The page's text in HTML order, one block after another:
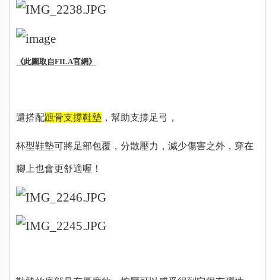
《此圖取自FILA官網》
還搭配蹠骨支撐鞋墊，幫助支撐足弓，
杯型鞋墊可將足部包覆，分散壓力，減少傷害之外，穿在
腳上也會更舒適喔！